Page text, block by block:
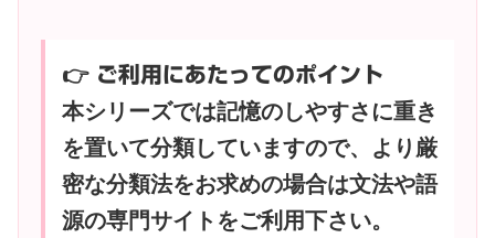
👉 ご利用にあたってのポイント
本シリーズでは記憶のしやすさに重き
を置いて分類していますので、より厳
密な分類法をお求めの場合は文法や語
源の専門サイトをご利用下さい。